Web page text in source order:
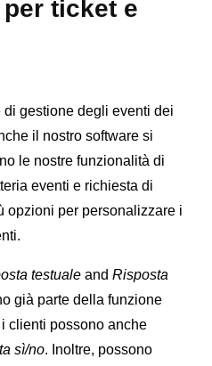
ticket e
gestione degli eventi dei
il nostro software si
le nostre funzionalità di
eventi e richiesta di
opzioni per personalizzare i
testuale and Risposta
già parte della funzione
clienti possono anche
sì/no. Inoltre, possono